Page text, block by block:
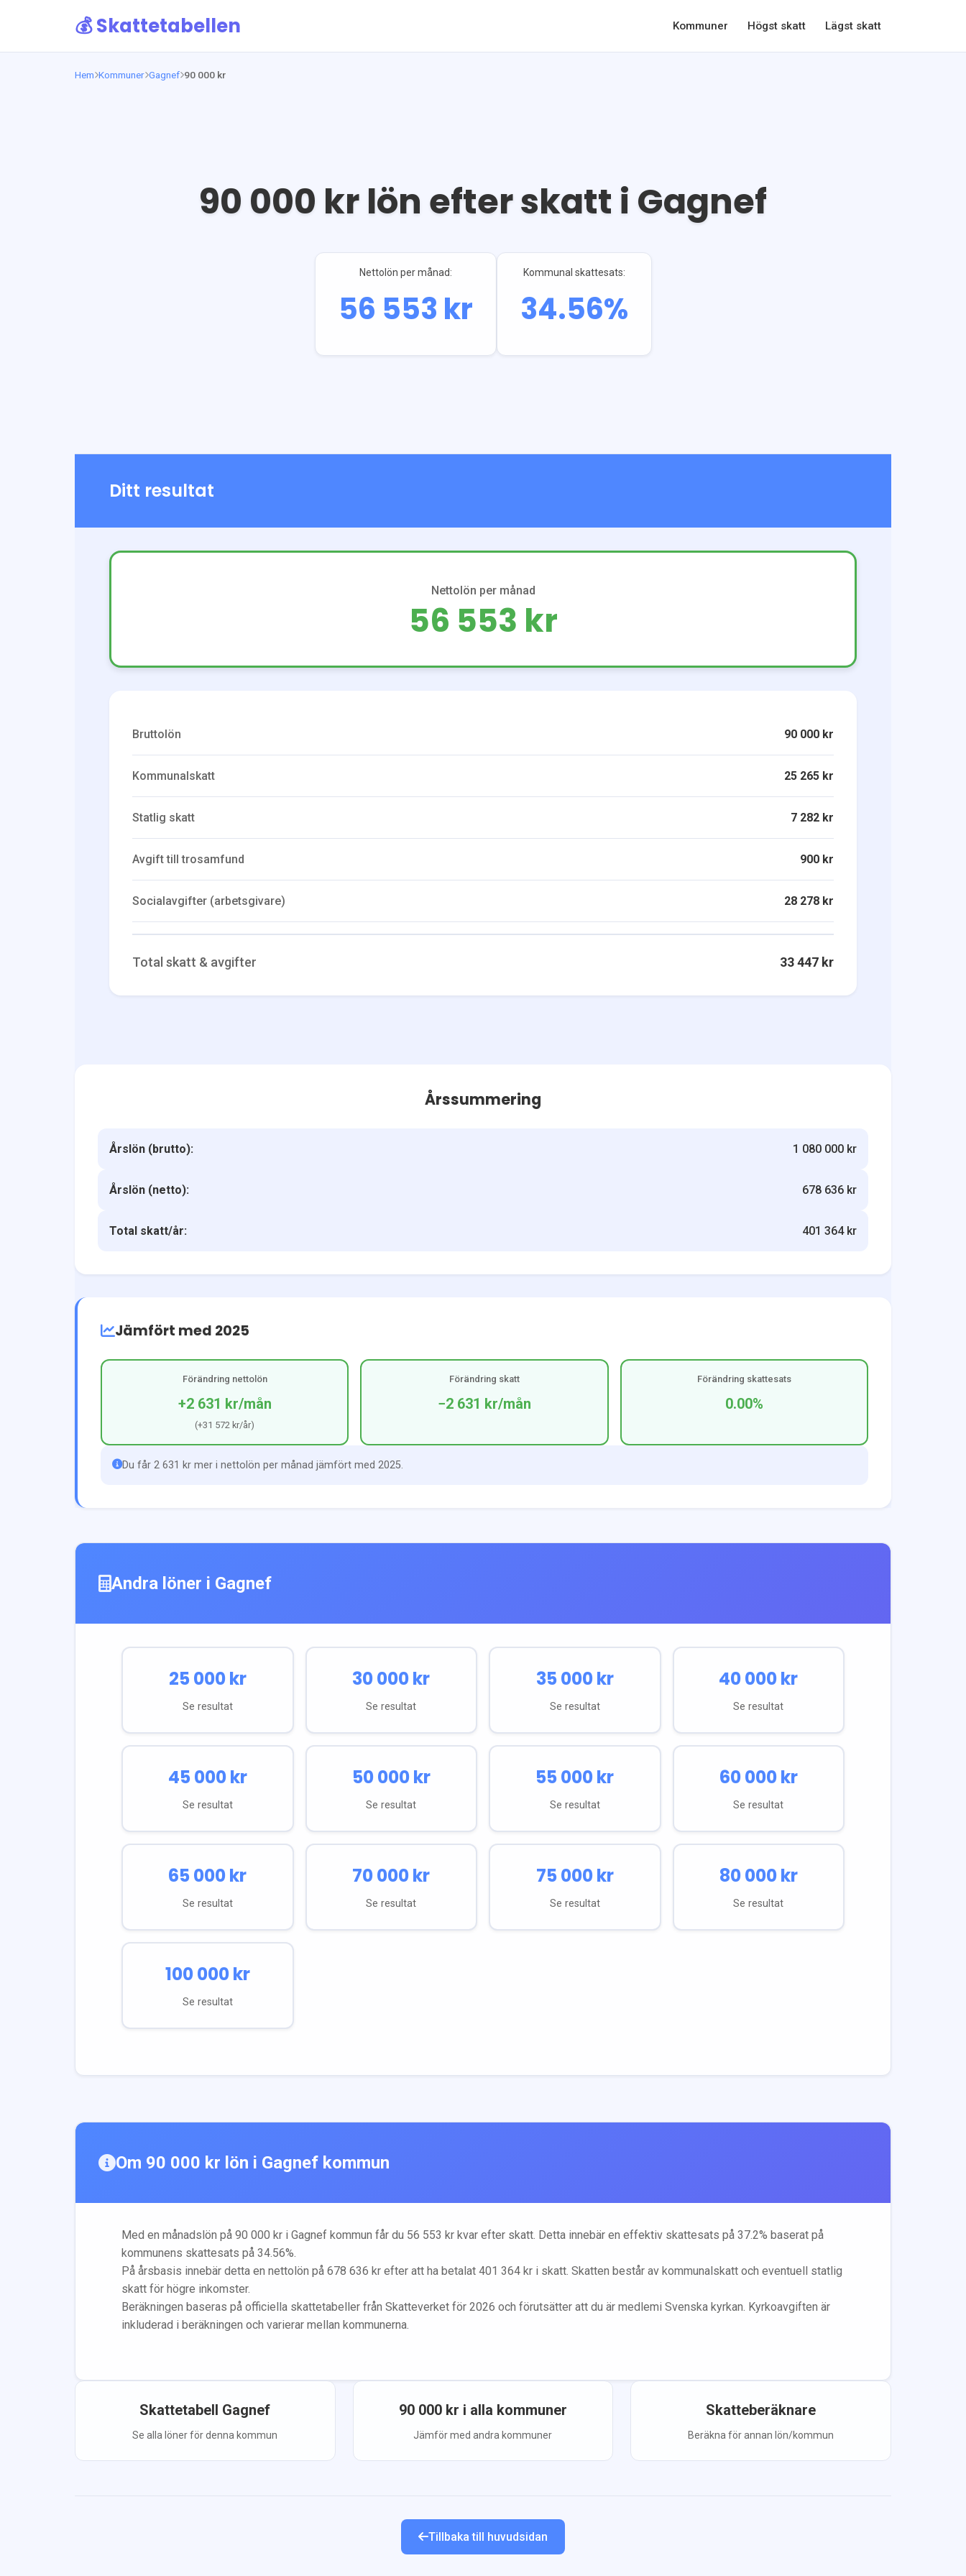
💰 Skattetabellen Kommuner Högst skatt Lägst skatt
Hem Kommuner Gagnef 90 000 kr
90 000 kr lön efter skatt i Gagnef
Nettolön per månad:
56 553 kr
Kommunal skattesats:
34.56%
Ditt resultat
Nettolön per månad
56 553 kr
Bruttolön 90 000 kr
Kommunalskatt 25 265 kr
Statlig skatt 7 282 kr
Avgift till trosamfund 900 kr
Socialavgifter (arbetsgivare) 28 278 kr
Total skatt & avgifter 33 447 kr
Årssummering
Årslön (brutto): 1 080 000 kr
Årslön (netto): 678 636 kr
Total skatt/år: 401 364 kr
Jämfört med 2025
Förändring nettolön
+2 631 kr/mån
(+31 572 kr/år)
Förändring skatt
−2 631 kr/mån
Förändring skattesats
0.00%
Du får 2 631 kr mer i nettolön per månad jämfört med 2025.
Andra löner i Gagnef
25 000kr
Se resultat
30 000kr
Se resultat
35 000kr
Se resultat
40 000kr
Se resultat
45 000kr
Se resultat
50 000kr
Se resultat
55 000kr
Se resultat
60 000kr
Se resultat
65 000kr
Se resultat
70 000kr
Se resultat
75 000kr
Se resultat
80 000kr
Se resultat
100 000kr
Se resultat
Om 90 000 kr lön i Gagnef kommun
Med en månadslön på 90 000 kr i Gagnef kommun får du 56 553 kr kvar efter skatt. Detta innebär en effektiv skattesats på 37.2% baserat på
kommunens skattesats på 34.56%.
På årsbasis innebär detta en nettolön på 678 636 kr efter att ha betalat 401 364 kr i skatt. Skatten består av kommunalskatt och eventuell statlig
skatt för högre inkomster.
Beräkningen baseras på officiella skattetabeller från Skatteverket för 2026 och förutsätter att du är medlemi Svenska kyrkan. Kyrkoavgiften är
inkluderad i beräkningen och varierar mellan kommunerna.
Skattetabell Gagnef
Se alla löner för denna kommun
90 000kr i alla kommuner
Jämför med andra kommuner
Skatteberäknare
Beräkna för annan lön/kommun
Tillbaka till huvudsidan